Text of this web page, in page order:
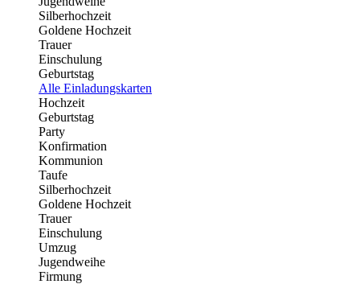
Silberhochzeit
Goldene Hochzeit
Trauer
Einschulung
Geburtstag
Alle Einladungskarten
Hochzeit
Geburtstag
Party
Konfirmation
Kommunion
Taufe
Silberhochzeit
Goldene Hochzeit
Trauer
Einschulung
Umzug
Jugendweihe
Firmung